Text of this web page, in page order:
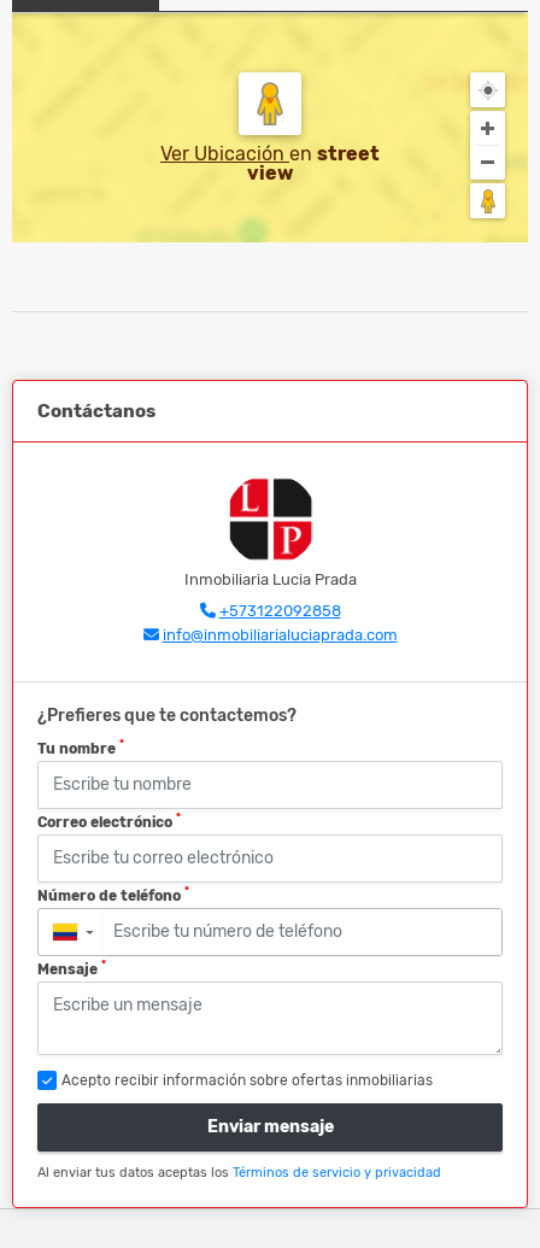
Ver Ubicación en street
view
Contáctanos
Inmobiliaria Lucia Prada
+573122092858
info@inmobiliarialuciaprada.com
¿Prefieres que te contactemos?
Tu nombre *
Correo electrónico *
Número de teléfono *
▼
Mensaje *
Acepto recibir información sobre ofertas inmobiliarias
Enviar mensaje
Al enviar tus datos aceptas los Términos de servicio y privacidad